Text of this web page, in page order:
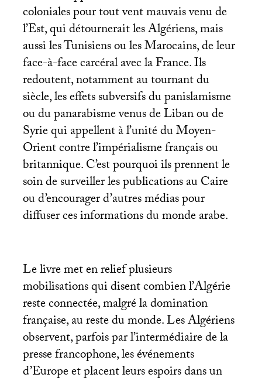
coloniales pour tout vent mauvais venu de
l’Est, qui détournerait les Algériens, mais
aussi les Tunisiens ou les Marocains, de leur
face-à-face carcéral avec la France. Ils
redoutent, notamment au tournant du
siècle, les effets subversifs du panislamisme
ou du panarabisme venus de Liban ou de
Syrie qui appellent à l’unité du Moyen-
Orient contre l’impérialisme français ou
britannique. C’est pourquoi ils prennent le
soin de surveiller les publications au Caire
ou d’encourager d’autres médias pour
diffuser ces informations du monde arabe.
Le livre met en relief plusieurs
mobilisations qui disent combien l’Algérie
reste connectée, malgré la domination
française, au reste du monde. Les Algériens
observent, parfois par l’intermédiaire de la
presse francophone, les événements
d’Europe et placent leurs espoirs dans un